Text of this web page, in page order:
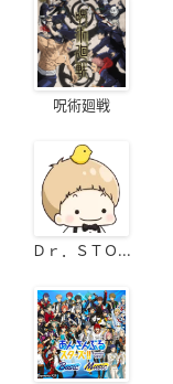
呪術廻戦
Ｄｒ．ＳＴＯ...